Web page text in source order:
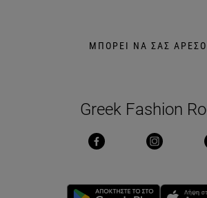
ΜΠΟΡΕΙ ΝΑ ΣΑΣ
Greek Fashion